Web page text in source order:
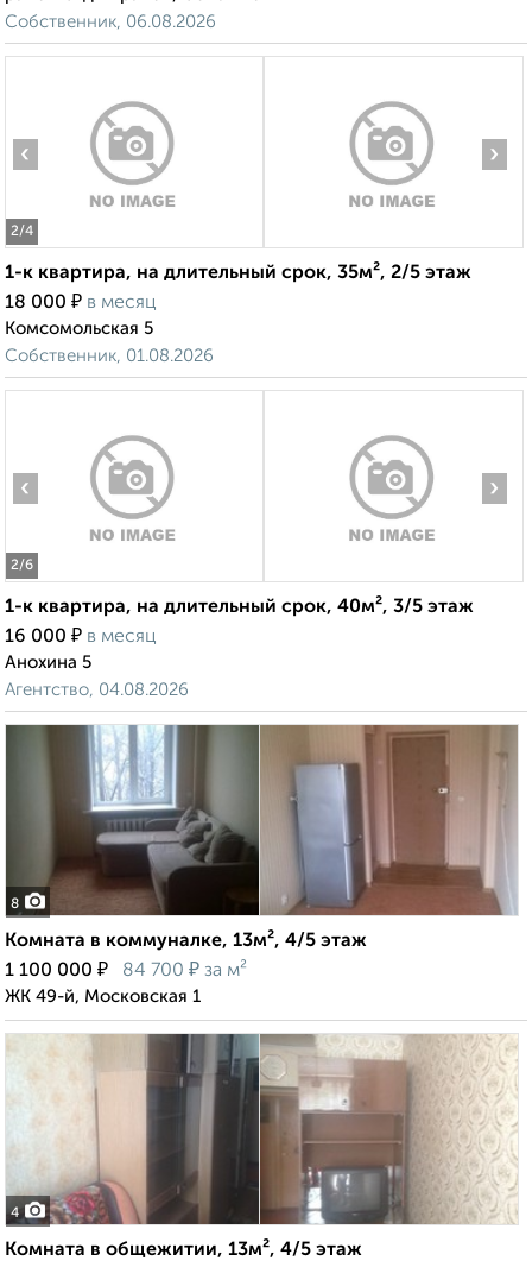
Собственник, 06.08.2026
2/4
‹ ›
1-к квартира, на длительный срок, 35м², 2/5 этаж
18 000 ₽ в месяц
Комсомольская 5
Собственник, 01.08.2026
2/6
‹ ›
1-к квартира, на длительный срок, 40м², 3/5 этаж
16 000 ₽ в месяц
Анохина 5
Агентство, 04.08.2026
8
Комната в коммуналке, 13м², 4/5 этаж
1 100 000 ₽ 84 700 ₽ за м²
ЖК 49-й, Московская 1
4
Комната в общежитии, 13м², 4/5 этаж